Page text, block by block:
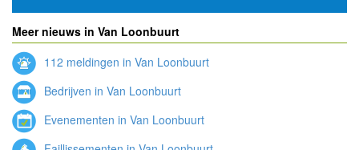
Meer nieuws in Van Loonbuurt
112 meldingen in Van Loonbuurt
Bedrijven in Van Loonbuurt
Evenementen in Van Loonbuurt